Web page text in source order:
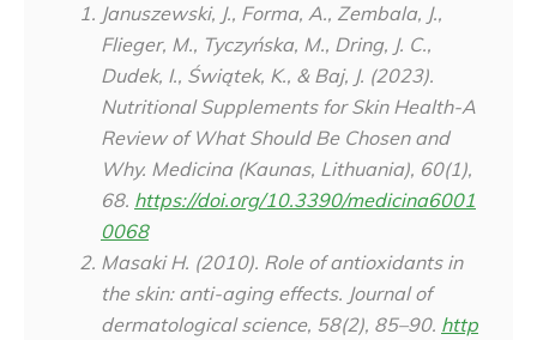
Januszewski, J., Forma, A., Zembala, J.,
Flieger, M., Tyczyńska, M., Dring, J. C.,
Dudek, I., Świątek, K., & Baj, J. (2023).
Nutritional Supplements for Skin Health-A
Review of What Should Be Chosen and
Why. Medicina (Kaunas, Lithuania), 60(1),
68. https://doi.org/10.3390/medicina6001
0068
Masaki H. (2010). Role of antioxidants in
the skin: anti-aging effects. Journal of
dermatological science, 58(2), 85–90. http